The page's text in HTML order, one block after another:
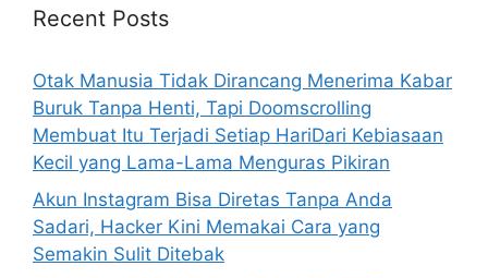
h
r
:
Recent Posts
Otak Manusia Tidak Dirancang Menerima Kabar
Buruk Tanpa Henti, Tapi Doomscrolling
Membuat Itu Terjadi Setiap HariDari Kebiasaan
Kecil yang Lama-Lama Menguras Pikiran
Akun Instagram Bisa Diretas Tanpa Anda
Sadari, Hacker Kini Memakai Cara yang
Semakin Sulit Ditebak